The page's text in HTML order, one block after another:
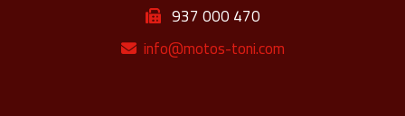
937 000 470
info motos-toni.com